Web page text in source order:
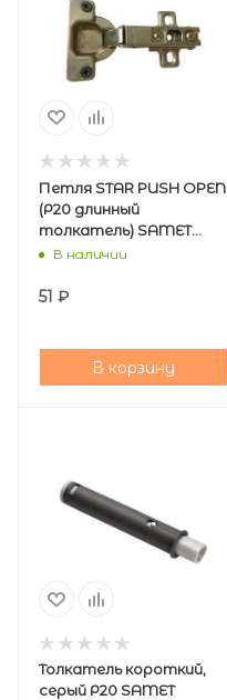
Петля STAR PUSH OPEN
(Р20 длинный
толкатель) SAMET
(300шт.)
В наличии
51 ₽
В корзину
Толкатель короткий,
серый Р20 SAMET